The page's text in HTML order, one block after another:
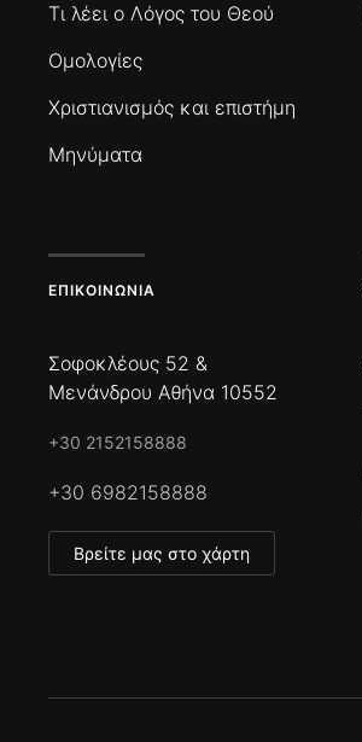
Τι λέει ο Λόγος του Θεού
Ομολογίες
Χριστιανισμός και επιστήμη
Μηνύματα
ΕΠΙΚΟΙΝΩΝΊΑ
Σοφοκλέους 52 &
Μενάνδρου Αθήνα 10552
+30 2152158888
+30 6982158888
Βρείτε μας στο χάρτη